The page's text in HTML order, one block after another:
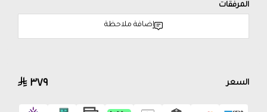
المرفقات
إضافة ملاحظة
السعر ٣٧٩